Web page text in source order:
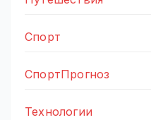
Спорт
СпортПрогноз
Технологии